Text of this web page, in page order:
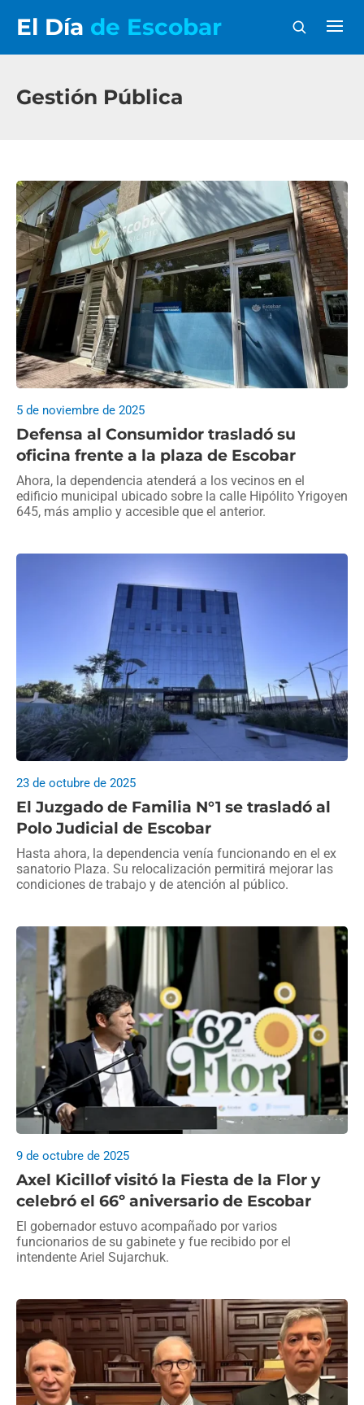
El Día de Escobar
Gestión Pública
Defensa al Consumidor trasladó su
oficina frente a la plaza de Escobar
5 de noviembre de 2025
Ahora, la dependencia atenderá a los vecinos en el
edificio municipal ubicado sobre la calle Hipólito Yrigoyen
645, más amplio y accesible que el anterior.
El Juzgado de Familia N°1 se trasladó al
Polo Judicial de Escobar
23 de octubre de 2025
Hasta ahora, la dependencia venía funcionando en el ex
sanatorio Plaza. Su relocalización permitirá mejorar las
condiciones de trabajo y de atención al público.
Axel Kicillof visitó la Fiesta de la Flor y
celebró el 66º aniversario de Escobar
9 de octubre de 2025
El gobernador estuvo acompañado por varios
funcionarios de su gabinete y fue recibido por el
intendente Ariel Sujarchuk.